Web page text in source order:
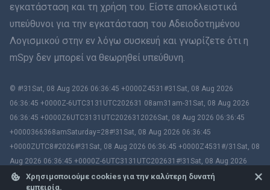
Χρησιμοποιούμε cookies για την καλύτερη δυνατή
εμπειρία.
Tiếng Việt
繁體中文
Μπαχάσα Μελάγιου
Čeština
Magyar
εγκατάσταση και τη χρήση του. Είστε αποκλειστικά
υπεύθυνοι για την εγκατάσταση του Αδειοδοτημένου
Λογισμικού στην εν λόγω συσκευή και γνωρίζετε ότι η
mSpy δεν μπορεί να θεωρηθεί υπεύθυνη.
© #!31Sat, 08 Aug 2026 06:36:45 +0000Z4531#31Sat, 08 Aug 2026
06:36:45 +0000Z-6UTC3131UTC202631 08am31am-31Sat, 08 Aug 2026
06:36:45 +0000Z6UTC3131UTC2026312026Sat, 08 Aug 2026 06:36:45
+0000366368amSaturday=28#!31Sat, 08 Aug 2026 06:36:45
+0000ZUTC8#2026#!31Sat, 08 Aug 2026 06:36:45 +0000Z4531#/31Sat, 08
Aug 2026 06:36:45 +0000Z-6UTC3131UTC202631#!31Sat, 08 Aug 2026
06:36:45 +0000ZUTC8# mSpy. All trademarks are the property of their